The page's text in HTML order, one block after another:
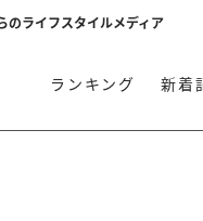
のライフスタイルメディア
ランキング 新着